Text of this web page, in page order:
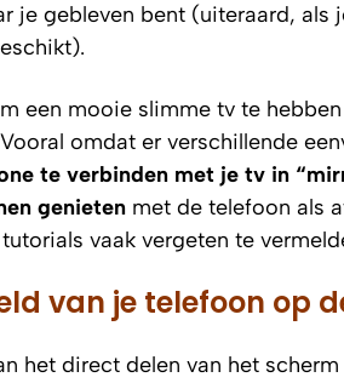
je gebleven bent (uiteraard, als
een mooie slimme tv te
omdat er verschillende
te verbinden met je tv in
genieten met de telefoon als
vaak vergeten te
van je telefoon op
het direct delen van het